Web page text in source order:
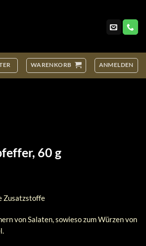
WARENKORB ANMELDEN
60 g
Zusatzstoffe
von Salaten, sowieso zum Würzen von